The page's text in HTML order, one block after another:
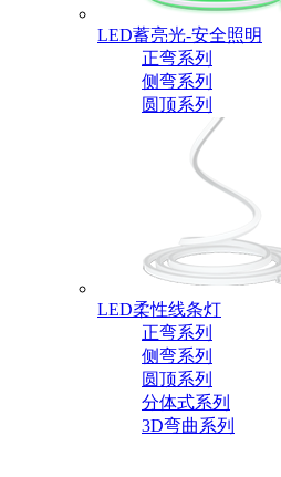
LED蓄亮光-安全照明
正弯系列
侧弯系列
圆顶系列
LED柔性线条灯
正弯系列
侧弯系列
圆顶系列
分体式系列
3D弯曲系列